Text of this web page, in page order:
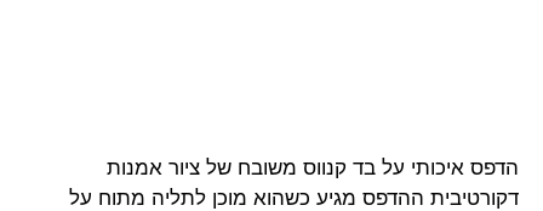
הדפס איכותי על בד קנווס משובח של ציור אמנות
דקורטיבית ההדפס מגיע כשהוא מוכן לתליה מתוח על